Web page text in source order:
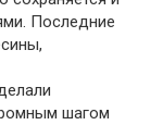
Последние
шагом